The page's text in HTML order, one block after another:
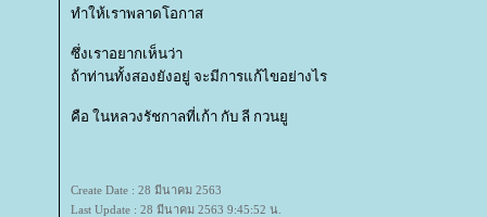
ทำให้เราพลาดโอกาส
ซึ่งเราอยากเห็นว่า
ถ้าท่านทั้งสองยังอยู่ จะมีการแก้ไขอย่างไร
คือ ในหลวงรัชกาลที่เก้า กับ ลี กวนยู
Create Date : 28 มีนาคม 2563
Last Update : 28 มีนาคม 2563 9:45:52 น.